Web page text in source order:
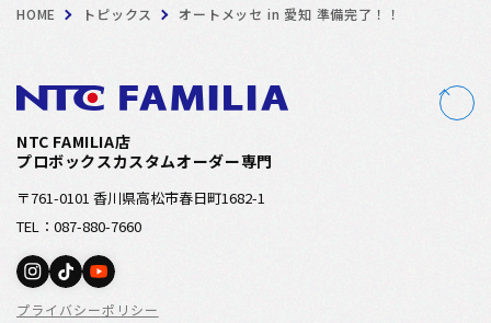
HOME トピックス オートメッセ in 愛知 準備完了！！
NTC FAMILIA店
プロボックスカスタムオーダー専門
〒761-0101 香川県高松市春日町1682-1
TEL：087-880-7660
プライバシーポリシー